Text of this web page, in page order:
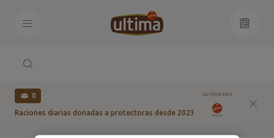
0
Raciones diarias donadas a protectoras desde 2023
Juntos con